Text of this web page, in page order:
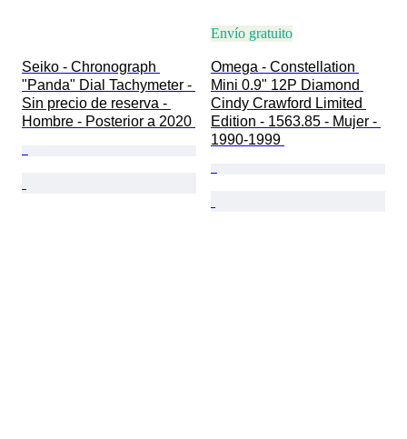
Seiko - Chronograph
"Panda" Dial Tachymeter -
Sin precio de reserva -
Hombre - Posterior a 2020
Envío gratuito
Omega - Constellation
Mini 0.9" 12P Diamond
Cindy Crawford Limited
Edition - 1563.85 - Mujer -
1990-1999